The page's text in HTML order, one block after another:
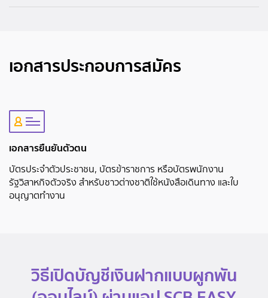
เอกสารประกอบการสมัคร
เอกสารยืนยันตัวตน
บัตรประจำตัวประชาชน, บัตรข้าราชการ หรือบัตรพนักงาน
รัฐวิสาหกิจตัวจริง สำหรับชาวต่างชาติใช้หนังสือเดินทาง และใบ
อนุญาตทำงาน
วิธีเปิดบัญชีเงินฝากแบบผูกพัน